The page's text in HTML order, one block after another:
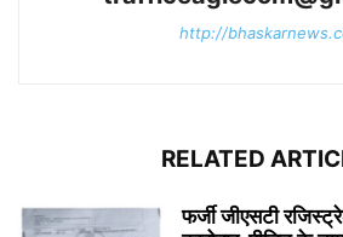
http://
RELATED
फर्जी जीएसटी